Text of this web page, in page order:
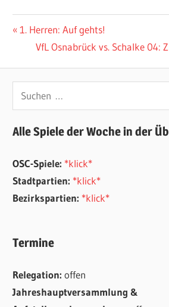
Beitragsnavigation
Vorheriger
Beitrag:
1. Herren: Auf gehts!
Nächster
VfL Osnabrück vs. Schalke 04:
Suchen
nach:
Alle Spiele der Woche in der
OSC-Spiele: *klick*
Stadtpartien: *klick*
Bezirkspartien: *klick*
Termine
Relegation:offen
Jahreshauptversammlung &